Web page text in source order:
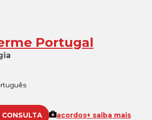
Portugal
CONSULTA acordos+ saiba mais